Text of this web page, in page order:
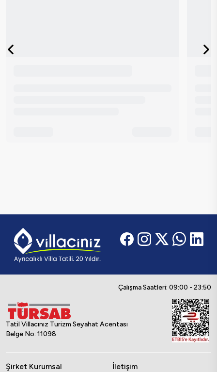
Çalışma Saatleri: 09:00 - 23:50
Tatil Villacınız Turizm Seyahat Acentası
Belge No: 11098
Şirket Kurumsal İletişim